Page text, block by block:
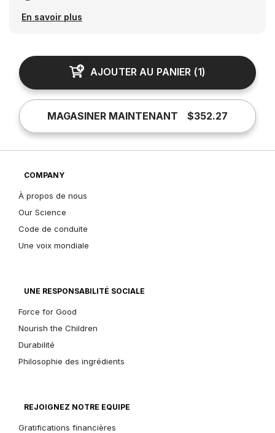
Earn loyalty rewards, Enjoy free shipping & returns
En savoir plus
AJOUTER AU PANIER (1)
MAGASINER MAINTENANT $352.27
COMPANY
À propos de nous
Our Science
Code de conduite
Une voix mondiale
UNE RESPONSABILITÉ SOCIALE
Force for Good
Nourish the Children
Durabilité
Philosophie des ingrédients
REJOIGNEZ NOTRE EQUIPE
Gratifications financières